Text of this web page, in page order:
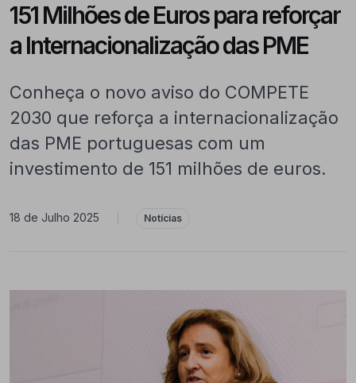
151 Milhões de Euros para reforçar
a Internacionalização das PME
Conheça o novo aviso do COMPETE
2030 que reforça a internacionalização
das PME portuguesas com um
investimento de 151 milhões de euros.
18 de Julho 2025 Notícias